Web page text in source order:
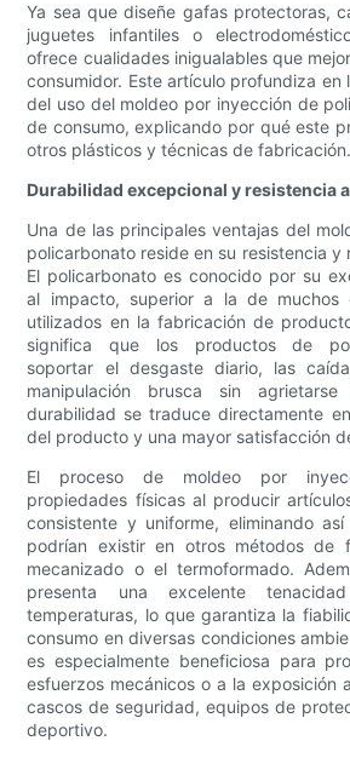
Ya sea que diseñe gafas protectoras,
juguetes infantiles o
ofrece cualidades inigualables que
consumidor. Este artículo profundiza en
del uso del moldeo por inyección de
de consumo, explicando por qué este
otros plásticos y técnicas de fabricación.
Durabilidad excepcional y resistencia
Una de las principales ventajas del
policarbonato reside en su resistencia y
El policarbonato es conocido por su
al impacto, superior a la de muchos
utilizados en la fabricación de
significa que los productos de
soportar el desgaste diario, las
manipulación brusca sin
durabilidad se traduce directamente
del producto y una mayor satisfacción
El proceso de moldeo por
propiedades físicas al producir
consistente y uniforme, eliminando
podrían existir en otros métodos de
mecanizado o el termoformado.
presenta una excelente
temperaturas, lo que garantiza la
consumo en diversas condiciones
es especialmente beneficiosa para
esfuerzos mecánicos o a la exposición
cascos de seguridad, equipos de
deportivo.